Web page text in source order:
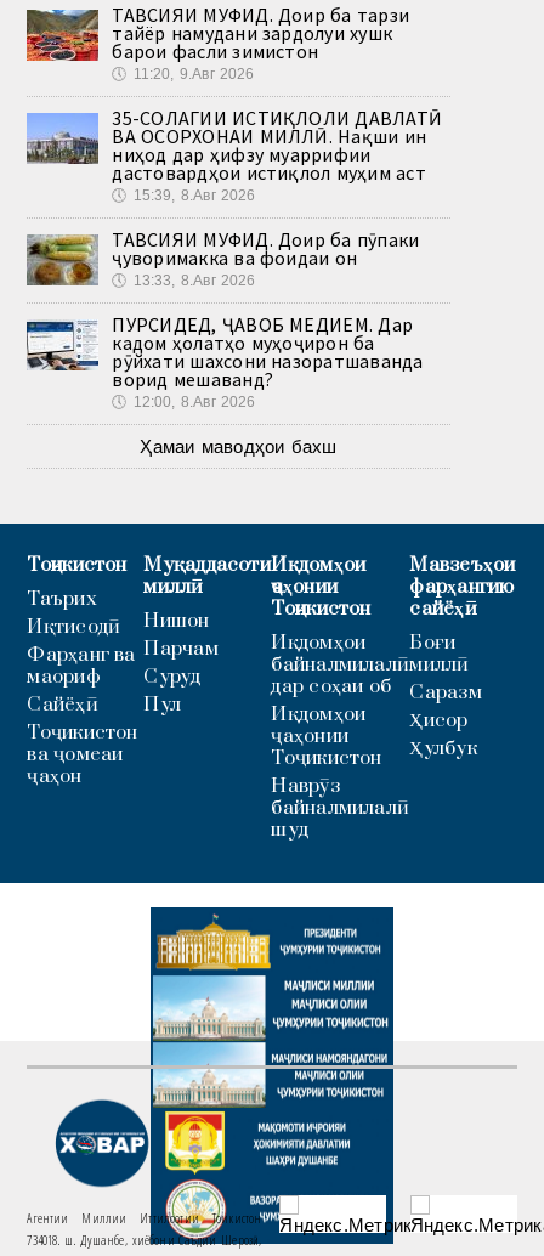
ТАВСИЯИ МУФИД. Доир ба тарзи
тайёр намудани зардолуи хушк
барои фасли зимистон
🕔 11:20, 9.Авг 2026
35-СОЛАГИИ ИСТИҚЛОЛИ ДАВЛАТӢ
ВА ОСОРХОНАИ МИЛЛӢ. Нақши ин
ниҳод дар ҳифзу муаррифии
дастовардҳои истиқлол муҳим аст
🕔 15:39, 8.Авг 2026
ТАВСИЯИ МУФИД. Доир ба пӯпаки
ҷуворимакка ва фоидаи он
🕔 13:33, 8.Авг 2026
ПУРСИДЕД, ҶАВОБ МЕДИҲЕМ. Дар
кадом ҳолатҳо муҳоҷирон ба
рӯйхати шахсони назоратшаванда
ворид мешаванд?
🕔 12:00, 8.Авг 2026
Ҳамаи маводҳои бахш
Тоҷикистон
Таърих
Иқтисодӣ
Фарҳанг ва
маориф
Сайёҳӣ
Тоҷикистон
ва ҷомеаи
ҷаҳон
Муқаддасоти
миллӣ
Нишон
Парчам
Суруд
Пул
Иқдомҳои
ҷаҳонии
Тоҷикистон
Иқдомҳои
байналмилалӣ
дар соҳаи об
Иқдомҳои
ҷаҳонии
Тоҷикистон
Наврӯз
байналмилалӣ
шуд
Мавзеъҳои
фарҳангию
сайёҳӣ
Боғи
миллӣ
Саразм
Ҳисор
Ҳулбук
Агентии Миллии Иттилоотии Тоҷикистон
734018. ш. Душанбе, хиёбони Саъдии Шерозӣ,